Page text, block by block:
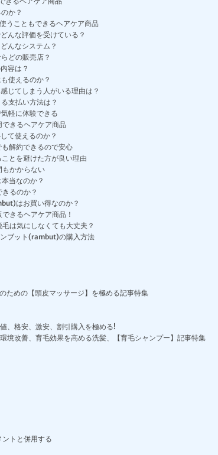
か？
うこともできるヘアケア商品
んな評価を受けている？
んなシステム？
どの販売店？
容は？
使えるのか？
じてしまう人がいる理由は？
支払い方法は？
軽に体験できる
きるヘアケア商品
て使えるのか？
解約できるので安心
とを避けた方が良い理由
かからない
当なのか？
るのか？
はお買い得なのか？
きるヘアケア商品！
は気にしなくても大丈夫？
ブット(rambut)の購入方法
ための【頭皮マッサージ】を極める記事特集
、格安、激安、割引購入を極める!
境改善、育毛効果を高める洗髪、【育毛シャンプー】記事特集
トと併用する